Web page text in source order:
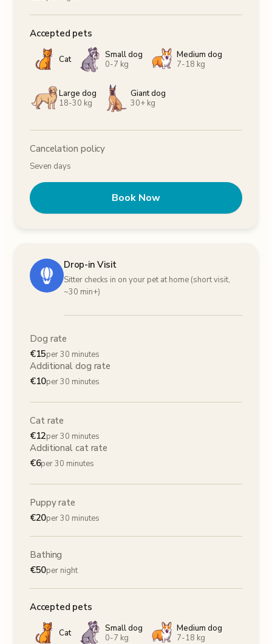
Accepted pets
Cat
Small dog
0-7 kg
Medium dog
7-18 kg
Large dog
18-30 kg
Giant dog
30+ kg
Cancelation policy
Seven days
Book Now
Drop-in Visit
Sitter checks in on your pet at home (short visit,
~30 min+)
Dog rate
€15per 30 minutes
Additional dog rate
€10per 30 minutes
Cat rate
€12per 30 minutes
Additional cat rate
€6per 30 minutes
Puppy rate
€20per 30 minutes
Bathing
€50per night
Accepted pets
Cat
Small dog
0-7 kg
Medium dog
7-18 kg